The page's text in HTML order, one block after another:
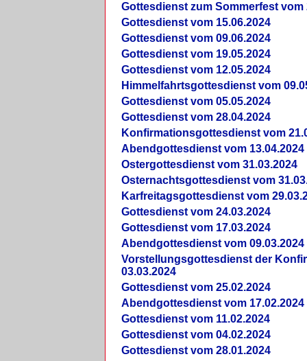
Gottesdienst zum Sommerfest vom
Gottesdienst vom 15.06.2024
Gottesdienst vom 09.06.2024
Gottesdienst vom 19.05.2024
Gottesdienst vom 12.05.2024
Himmelfahrtsgottesdienst vom
Gottesdienst vom 05.05.2024
Gottesdienst vom 28.04.2024
Konfirmationsgottesdienst vom
Abendgottesdienst vom 13.04.2024
Ostergottesdienst vom 31.03.2024
Osternachtsgottesdienst vom
Karfreitagsgottesdienst vom
Gottesdienst vom 24.03.2024
Gottesdienst vom 17.03.2024
Abendgottesdienst vom 09.03.2024
Vorstellungsgottesdienst der
03.03.2024
Gottesdienst vom 25.02.2024
Abendgottesdienst vom 17.02.2024
Gottesdienst vom 11.02.2024
Gottesdienst vom 04.02.2024
Gottesdienst vom 28.01.2024